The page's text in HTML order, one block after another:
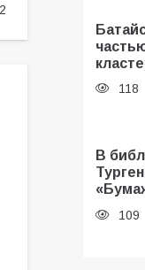
118
В
109